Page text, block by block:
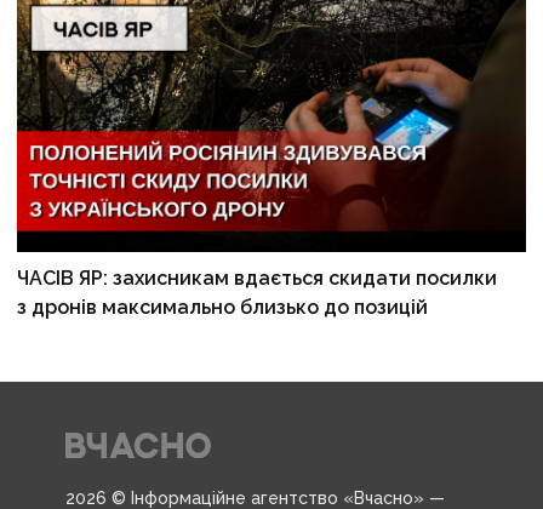
ЧАСІВ ЯР: захисникам вдається скидати посилки
з дронів максимально близько до позицій
2026 © Інформаційне агентство «Вчасно» —